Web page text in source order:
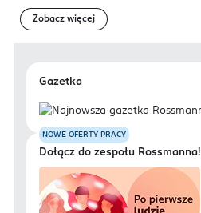
Zobacz więcej
Gazetka
NOWE OFERTY PRACY
Dołącz do zespołu Rossmanna!